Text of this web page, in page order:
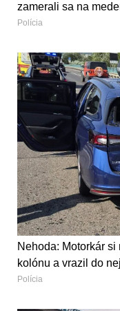
zamerali sa na
Polícia
Nehoda: Motorkár si
kolónu a vrazil do nej
Polícia